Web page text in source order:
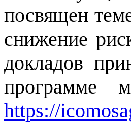
посвящен
снижение
докладов
программе
https://